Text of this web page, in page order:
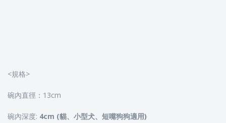
<規格>
碗內直徑：13cm
碗內深度: 4cm (貓、小型犬、短嘴狗狗適用)